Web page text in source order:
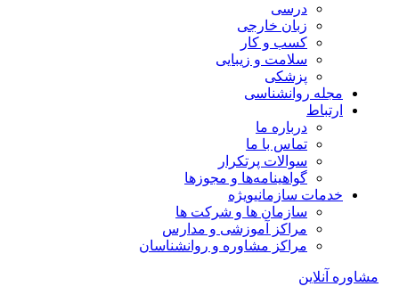
درسی
زبان خارجی
کسب و کار
سلامت و زیبایی
پزشکی
مجله روانشناسی
ارتباط
درباره ما
تماس با ما
سوالات پرتکرار
گواهینامه‌ها و مجوزها
خدمات سازمانیویژه
سازمان ها و شرکت ها
مراکز آموزشی و مدارس
مراکز مشاوره و روانشناسان
مشاوره آنلاین